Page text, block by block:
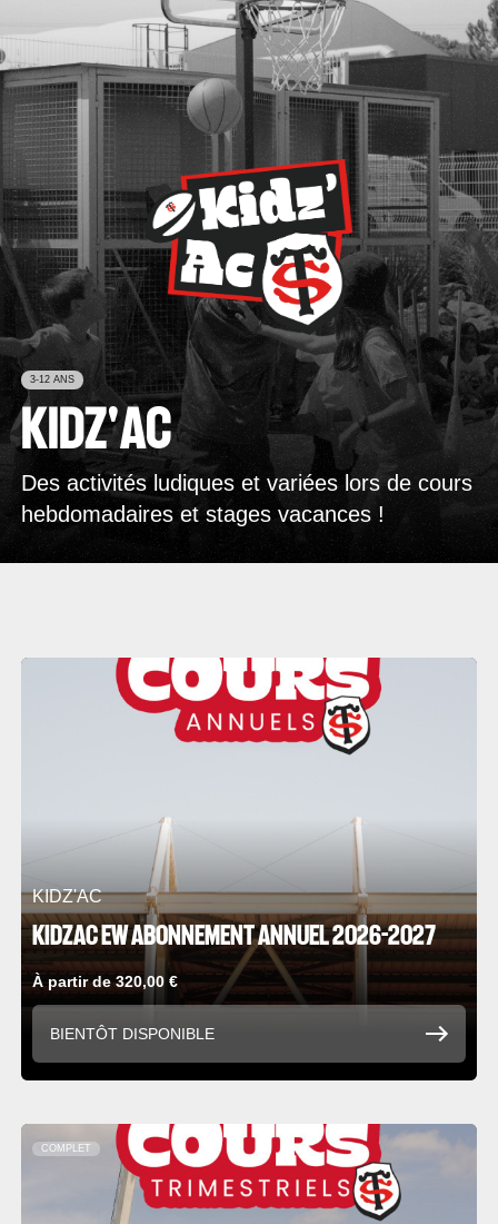
STADE ACADÉMIE PANIER
FR
EN
IT
3-12 ANS
KIDZ'AC
Des activités ludiques et variées lors de cours
hebdomadaires et stages vacances !
KIDZ'AC
KIDZAC EW ABONNEMENT ANNUEL 2026-2027
À partir de 320,00 €
BIENTÔT DISPONIBLE
COMPLET